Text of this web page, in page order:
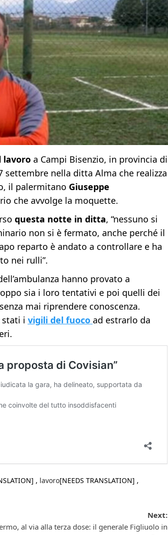
lavoroa Campi Bisenzio, in provincia di
settembre nella ditta Alma che realizza
il palermitano Giuseppe
che avvolge la moquette.
questa notte in ditta, “nessuno si
non si è fermato, anche perché il
reparto è andato a controllare e ha
nei rulli”.
hanno provato a
sia i loro tentativi e poi quelli dei
mai riprendere conoscenza.
stati i vigili del fuoco ad estrarlo da
, lavoro[NEEDS TRANSLATION] ,
Next:
al via alla terza dose: il generale Figliuolo in